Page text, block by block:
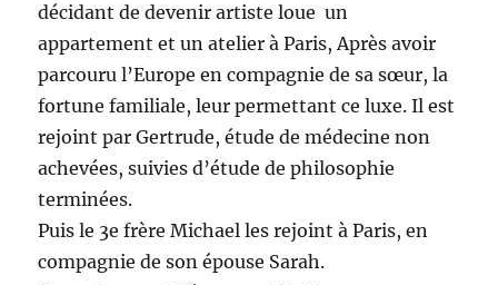
décidant de devenir artiste loue un
appartement et un atelier à Paris, Après avoir
parcouru l’Europe en compagnie de sa sœur, la
fortune familiale, leur permettant ce luxe. Il est
rejoint par Gertrude, étude de médecine non
achevées, suivies d’étude de philosophie
terminées.
Puis le 3e frère Michael les rejoint à Paris, en
compagnie de son épouse Sarah.